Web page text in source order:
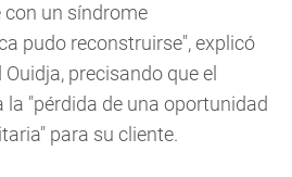
con un síndrome
pudo reconstruirse", explicó
precisando que el
"pérdida de una oportunidad
para su cliente.